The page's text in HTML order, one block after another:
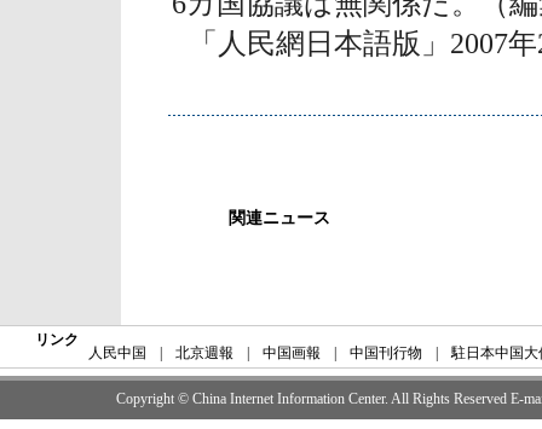
「人民網日本語版」2007
関連ニュース
リンク
人民中国 北京週報 中国画報 中国刊行物 駐日本中国大
Copyright © China Internet Information Center. All Rights Reserved E-